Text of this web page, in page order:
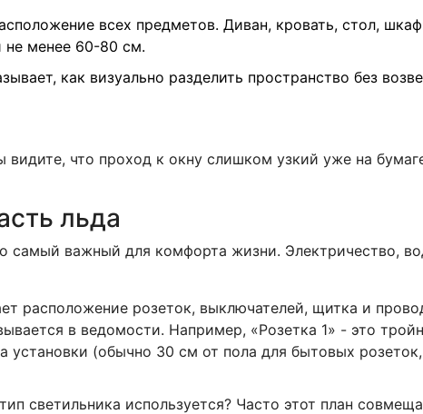
всех предметов. Диван, кровать, стол,
не менее 60-80 см.
как визуально разделить пространство без
что проход к окну слишком узкий уже на
льда
важный для комфорта жизни. Электричество,
расположение розеток, выключателей, щитка и
в ведомости. Например, «Розетка 1» - это
установки (обычно 30 см от пола для бытовых
светильника используется? Часто этот план